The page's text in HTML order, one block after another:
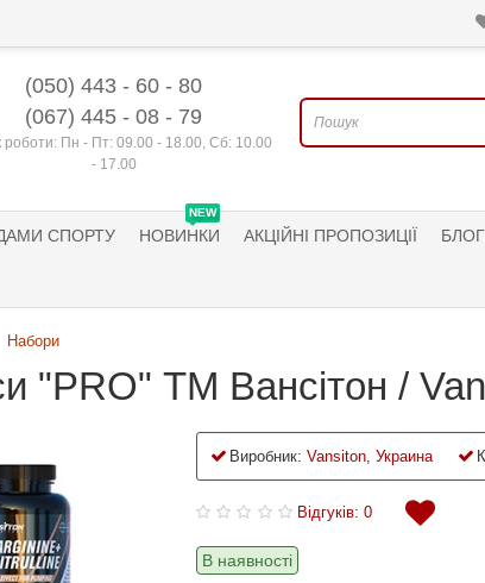
(050) 443 - 60 - 80
(067) 445 - 08 - 79
роботи: Пн - Пт: 09.00 - 18.00, Сб: 10.00
- 17.00
СПОРТУ
NEW
НОВИНКИ АКЦІЙНІ ПРОПОЗИЦІЇ БЛОГ
Набори
"PRO" ТМ Вансітон /
Виробник: Vansiton, Украина
Відгуків: 0
В наявності